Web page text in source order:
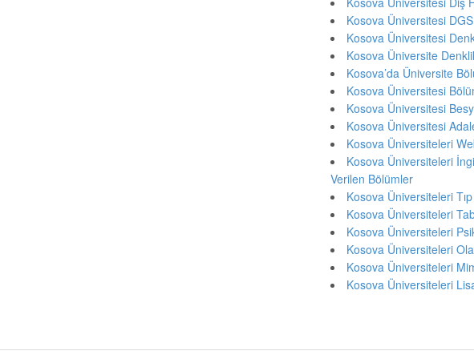
Kosova Üniversitesi
Kosova Üniversitesi
Kosova Üniversite
Kosova’da Üniversite
Kosova Üniversitesi
Kosova Üniversitesi
Kosova Üniversitesi
Kosova Üniversiteleri
Kosova Üniversiteleri
Verilen Bölümler
Kosova Üniversiteleri
Kosova Üniversiteleri
Kosova Üniversiteleri
Kosova Üniversiteleri
Kosova Üniversiteleri
Kosova Üniversiteleri